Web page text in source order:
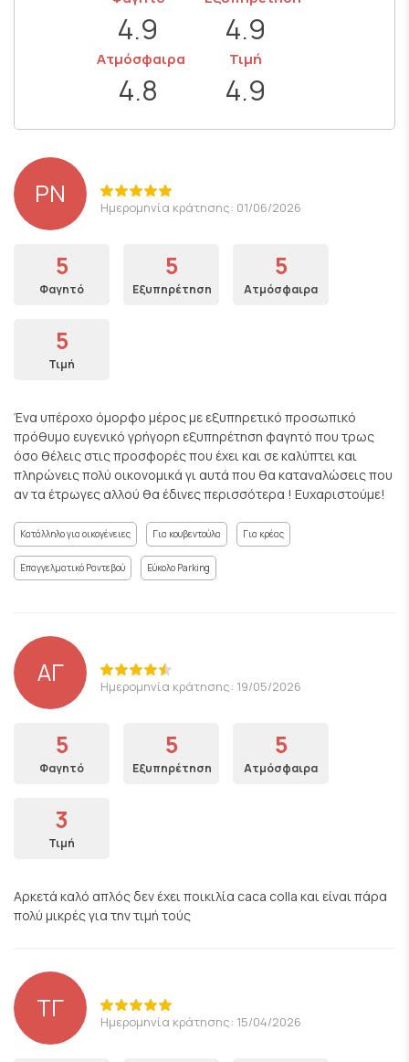
4.9 4.9
Ατμόσφαιρα
4.8
Τιμή
4.9
PN Ημερομηνία κράτησης: 01/06/2026
5
Φαγητό
5
Εξυπηρέτηση
5
Ατμόσφαιρα
5
Τιμή
Ένα υπέροχο όμορφο μέρος με εξυπηρετικό προσωπικό
πρόθυμο ευγενικό γρήγορη εξυπηρέτηση φαγητό που τρως
όσο θέλεις στις προσφορές που έχει και σε καλύπτει και
πληρώνεις πολύ οικονομικά γι αυτά που θα καταναλώσεις που
αν τα έτρωγες αλλού θα έδινες περισσότερα ! Ευχαριστούμε!
Κατάλληλο για οικογένειες Για κουβεντούλα Για κρέας
Επαγγελματικό Ραντεβού Εύκολο Parking
ΑΓ Ημερομηνία κράτησης: 19/05/2026
5
Φαγητό
5
Εξυπηρέτηση
5
Ατμόσφαιρα
3
Τιμή
Αρκετά καλό απλός δεν έχει ποικιλία caca colla και είναι πάρα
πολύ μικρές για την τιμή τούς
ΤΓ Ημερομηνία κράτησης: 15/04/2026